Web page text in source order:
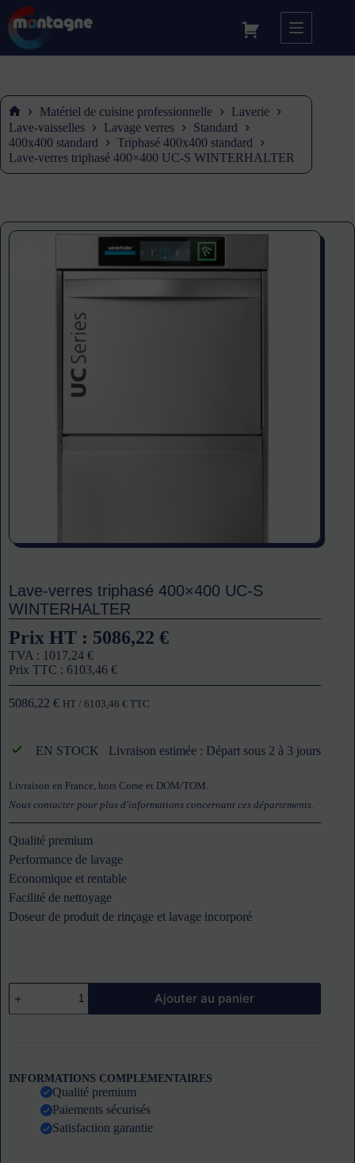
Accueil
Matériel de cuisine professionnelle
Laverie
Lave-vaisselles
Lavage verres
Standard
400x400 standard
Triphasé 400x400 standard
Lave-verres triphasé 400×400 UC-S WINTERHALTER
Lave-verres triphasé 400×400 UC-S
WINTERHALTER
Prix HT : 5086,22 €
TVA : 1017,24 €
Prix TTC : 6103,46 €
5086,22 € HT / 6103,46 € TTC
EN STOCK Livraison estimée : Départ sous 2 à 3 jours
Livraison en France, hors Corse et DOM/TOM.
Nous contacter pour plus d'informations concernant ces départements
Qualité premium
Performance de lavage
Economique et rentable
Facilité de nettoyage
Doseur de produit de rinçage et lavage incorporé
quantité
de
Lave-
S
WINTERHALTER
Ajouter au panier
INFORMATIONS COMPLEMENTAIRES
Qualité premium
Paiements sécurisés
Satisfaction garantie